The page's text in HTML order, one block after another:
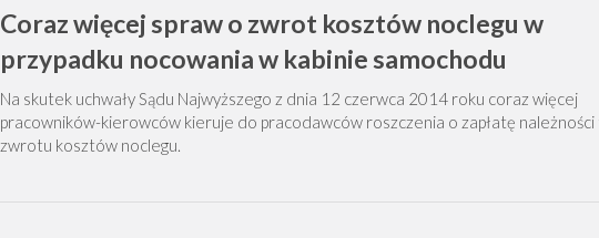
Coraz więcej spraw o zwrot kosztów noclegu w
przypadku nocowania w kabinie samochodu
Na skutek uchwały Sądu Najwyższego z dnia 12 czerwca 2014 roku coraz więcej
pracowników-kierowców kieruje do pracodawców roszczenia o zapłatę należności
zwrotu kosztów noclegu.